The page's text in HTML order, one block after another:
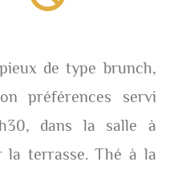
de type brunch,
préférences servi
dans la salle à
la terrasse. Thé à la